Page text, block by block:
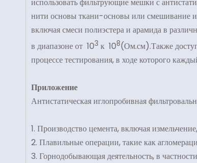
нити основы ткани-основы или смешивание
включая смеси полиэстера и арамида в
в диапазоне от 103 к 108(Ом.см).Также
процессе тестирования, в ходе которого
Приложение
Антистатическая иглопробивная
1. Производство цемента, включая
2. Плавильные операции, такие как
3. Горнодобывающая деятельность, в